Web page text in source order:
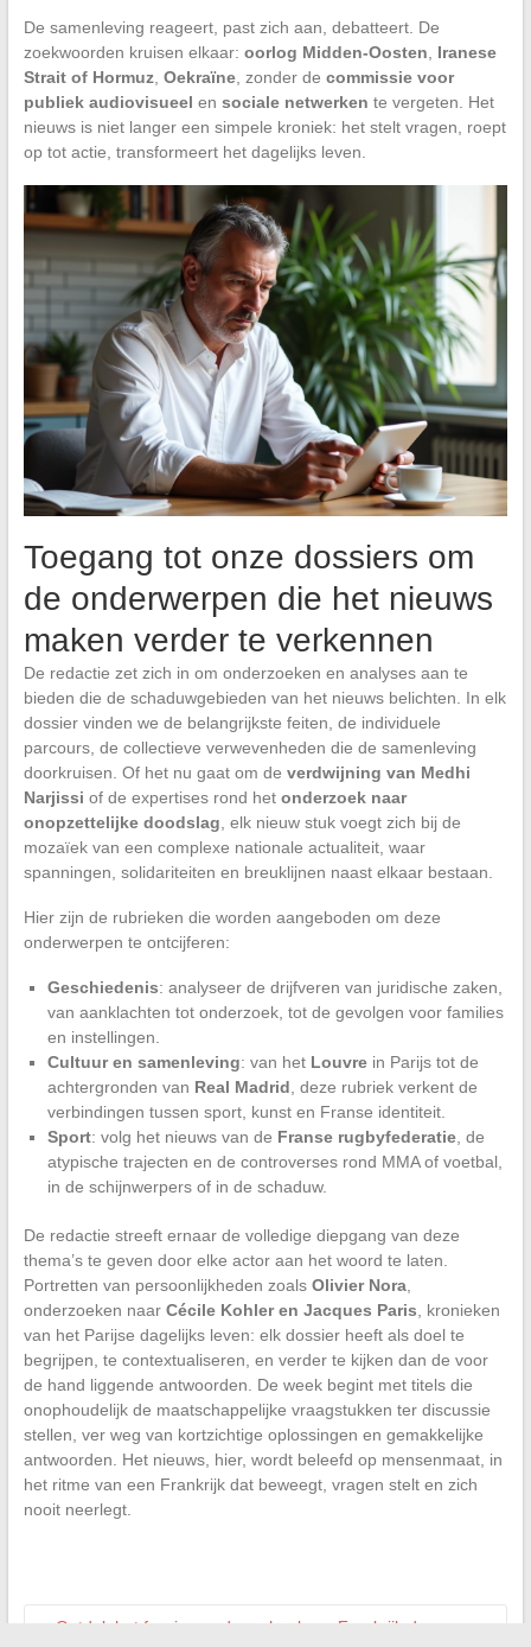
De samenleving reageert, past zich aan, debatteert. De
zoekwoorden kruisen elkaar: oorlog Midden-Oosten
Iranese
Strait of Hormuz, Oekraïne, zonder de commissie voor
publiek audiovisueel en sociale netwerken te vergeten. Het
nieuws is niet langer een simpele kroniek: het stelt vragen, roept
op tot actie, transformeert het dagelijks leven.
Toegang tot onze dossiers om
de onderwerpen die het nieuws
maken verder te verkennen
De redactie zet zich in om onderzoeken en analyses aan te
bieden die de schaduwgebieden van het nieuws belichten. In elk
dossier vinden we de belangrijkste feiten, de individuele
parcours, de collectieve verwevenheden die de samenleving
doorkruisen. Of het nu gaat om de verdwijning van Medhi
Narjissi of de expertises rond het onderzoek naar
onopzettelijke doodslag, elk nieuw stuk voegt zich bij de
mozaïek van een complexe nationale actualiteit, waar
spanningen, solidariteiten en breuklijnen naast elkaar bestaan.
Hier zijn de rubrieken die worden aangeboden om deze
onderwerpen te ontcijferen:
Geschiedenis: analyseer de drijfveren van juridische zaken,
van aanklachten tot onderzoek, tot de gevolgen voor families
en instellingen.
Cultuur en samenleving: van het Louvrein Parijs tot de
achtergronden van Real Madrid, deze rubriek verkent de
verbindingen tussen sport, kunst en Franse identiteit.
Sport: volg het nieuws van de Franse rugbyfederatie, de
atypische trajecten en de controverses rond MMA of voetbal,
in de schijnwerpers of in de schaduw.
De redactie streeft ernaar de volledige diepgang van deze
thema’s te geven door elke actor aan het woord te laten.
Portretten van persoonlijkheden zoals Olivier Nora,
onderzoeken naar Cécile Kohler en Jacques Paris, kronieken
van het Parijse dagelijks leven: elk dossier heeft als doel te
begrijpen, te contextualiseren, en verder te kijken dan de voor
de hand liggende antwoorden. De week begint met titels die
onophoudelijk de maatschappelijke vraagstukken ter discussie
stellen, ver weg van kortzichtige oplossingen en gemakkelijke
antwoorden. Het nieuws, hier, wordt beleefd op mensenmaat, in
het ritme van een Frankrijk dat beweegt, vragen stelt en zich
nooit neerlegt.
Ontdek het fascinerende verhaal van Frankrijk door